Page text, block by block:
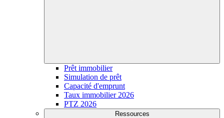
Prêt immobilier
Simulation de prêt
Capacité d'emprunt
Taux immobilier 2026
PTZ 2026
Ressources